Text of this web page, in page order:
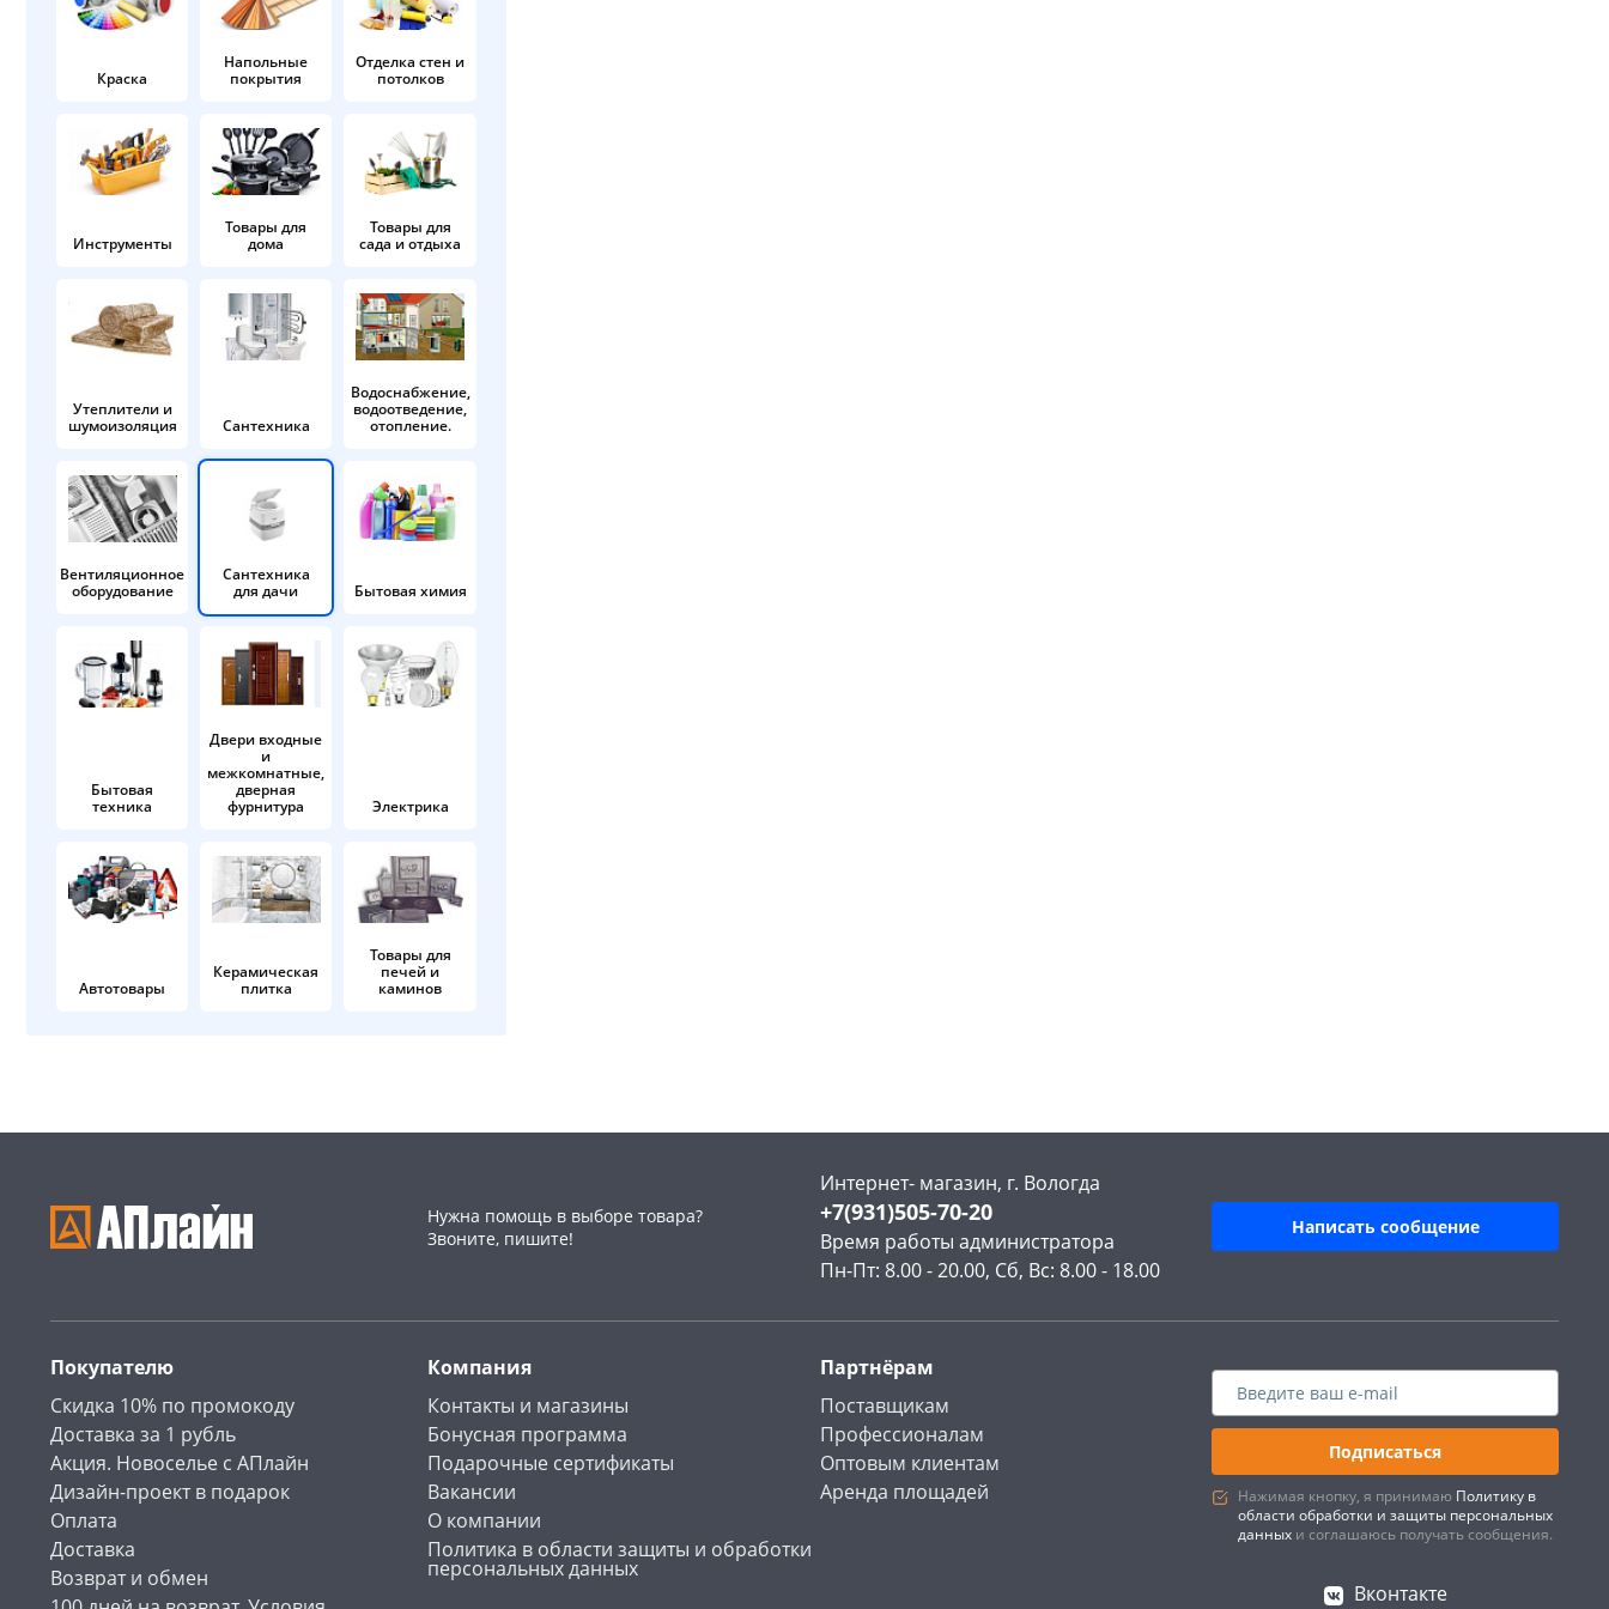
Краска
Напольные
покрытия
Отделка стен и
потолков
Инструменты
Товары для
дома
Товары для
сада и отдыха
Утеплители и
шумоизоляция
Сантехника
Водоснабжение,
водоотведение,
отопление.
Вентиляционное
оборудование
Сантехника
для дачи
Бытовая химия
Бытовая
техника
Двери входные
и
межкомнатные,
дверная
фурнитура
Электрика
Автотовары
Керамическая
плитка
Товары для
печей и
каминов
Нужна помощь в выборе товара?
Звоните, пишите!
Интернет- магазин, г. Вологда
+7(931)505-70-20
Время работы администратора
Пн-Пт: 8.00 - 20.00, Сб, Вс: 8.00 - 18.00
Написать сообщение
Покупателю
Скидка 10% по промокоду
Доставка за 1 рубль
Акция. Новоселье с АПлайн
Дизайн-проект в подарок
Оплата
Доставка
Возврат и обмен
Компания
Контакты и магазины
Бонусная программа
Подарочные сертификаты
Вакансии
О компании
Политика в области защиты и обработки
персональных данных
Партнёрам
Поставщикам
Профессионалам
Оптовым клиентам
Аренда площадей
Подписаться
Нажимая кнопку, я принимаю Политику в
области обработки и защиты персональных
данных и соглашаюсь получать сообщения.
Вконтакте
раз в 2 недели